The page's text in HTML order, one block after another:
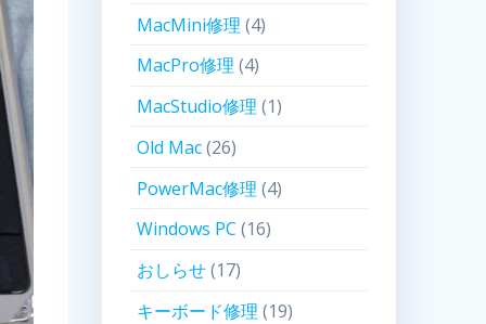
MacMini修理 (4)
MacPro修理 (4)
MacStudio修理 (1)
Old Mac(26)
PowerMac修理 (4)
Windows PC (16)
おしらせ(17)
キーボード修理 (19)